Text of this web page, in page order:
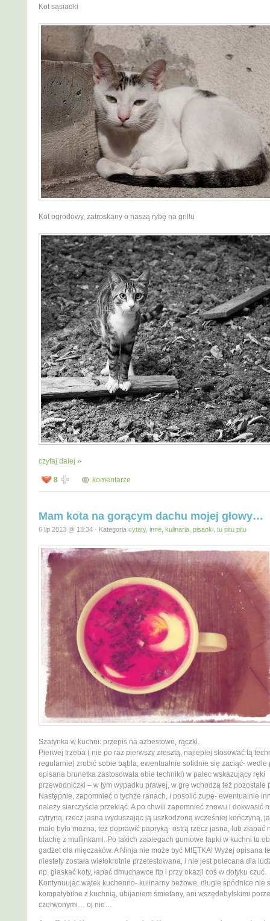
Kot sąsiadki
Kot ogrodowy, zatroskany o naszą rybę na grillu
czytaj dalej »
8 komentarze
Mam kota na gorącym dachu mojej głowy…
6 lip 2013 @ 18:34 · Kategoria cytaty, inne, kulinaria, pisanki, tu pitu pitu
Szatynka w kuchni: przepis na azbestowe, rączki.
Pierwej trzeba ( nie po raz pierwszy zresztą, najlepiej stosować tą
regularnie) zrobić sobie bąbla, ewentualnie solidnie się zaciąć- wedle
opisana brunetka zastosowała obie techniki) w palec wskazujący ręki
przewodniczki – w tym wypadku prawej, w grę wchodzą też pozostałe
Następnie, zapomnieć o tychże ranach, i posolić zupę- ewentualnie
należy siarczyście przekląć. A po chwili zapomnieć znowu i dokwasić
cytryną, rzecz jasna wyduszając ją uszkodzoną wcześniej kończyną,
mało było można, też doprawić papryką- ostrą rzecz jasna, lub złapać
blachę z muffinkami. Po takich zabiegach gumowe łapki w kuchni to
gadżet dla mięczaków. A Ninja nie może być MIĘTKA! Wyżej opisana
niestety została wielokrotnie przetestowana, i nie jest polecana dla
np. głaskać koty, łapać dmuchawce itp i przy okazji coś w dotyku czuć.
Kontynuując wątek kuchenno- kulinarny beżowe, długie spódnice nie
kompatybilne z kuchnią, ubijaniem śmietany, ani wszędobylskimi
czerwonymi… oj nie…